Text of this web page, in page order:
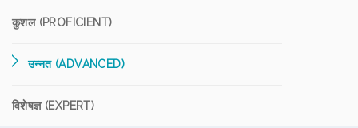
कुशल (PROFICIENT)
उन्नत (ADVANCED)
विशेषज्ञ (EXPERT)